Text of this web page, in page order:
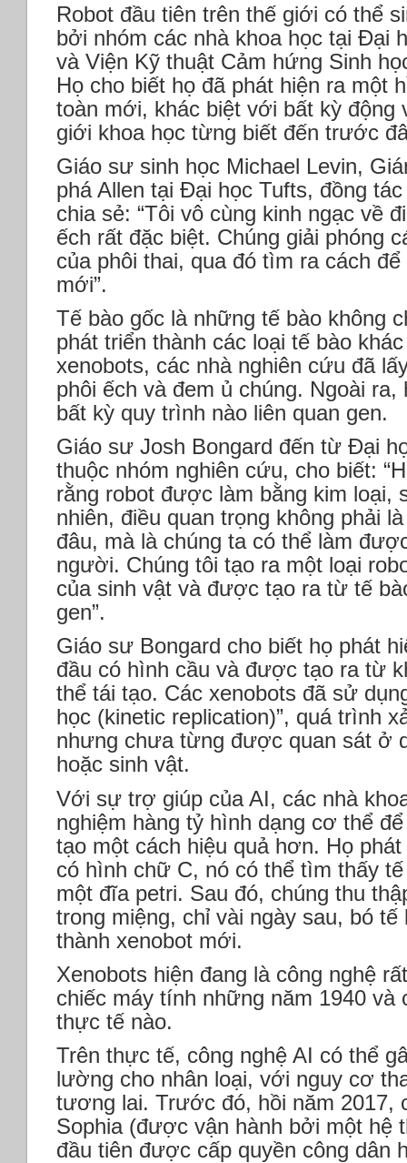
Robot đầu tiên trên thế giới có thể
bởi nhóm các nhà khoa học tại Đại
và Viện Kỹ thuật Cảm hứng Sinh
Họ cho biết họ đã phát hiện ra một
toàn mới, khác biệt với bất kỳ động
giới khoa học từng biết đến trước
Giáo sư sinh học Michael Levin,
phá Allen tại Đại học Tufts, đồng
chia sẻ: “Tôi vô cùng kinh ngạc về
ếch rất đặc biệt. Chúng giải phóng
của phôi thai, qua đó tìm ra cách
mới”.
Tế bào gốc là những tế bào không
phát triển thành các loại tế bào
xenobots, các nhà nghiên cứu đã
phôi ếch và đem ủ chúng. Ngoài ra,
bất kỳ quy trình nào liên quan gen.
Giáo sư Josh Bongard đến từ Đại
thuộc nhóm nghiên cứu, cho biết:
rằng robot được làm bằng kim loại,
nhiên, điều quan trọng không phải
đâu, mà là chúng ta có thể làm
người. Chúng tôi tạo ra một loại
của sinh vật và được tạo ra từ tế
gen”.
Giáo sư Bongard cho biết họ phát
đầu có hình cầu và được tạo ra từ
thể tái tạo. Các xenobots đã sử
học (kinetic replication)”, quá trình
nhưng chưa từng được quan sát ở
hoặc sinh vật.
Với sự trợ giúp của AI, các nhà
nghiệm hàng tỷ hình dạng cơ thể
tạo một cách hiệu quả hơn. Họ phát
có hình chữ C, nó có thể tìm thấy
một đĩa petri. Sau đó, chúng thu
trong miệng, chỉ vài ngày sau, bó
thành xenobot mới.
Xenobots hiện đang là công nghệ
chiếc máy tính những năm 1940
thực tế nào.
Trên thực tế, công nghệ AI có thể
lường cho nhân loại, với nguy cơ
tương lai. Trước đó, hồi năm 2017,
Sophia (được vận hành bởi một hệ
đầu tiên được cấp quyền công dân